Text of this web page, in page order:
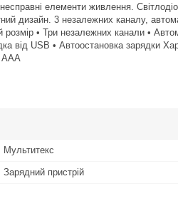
елементи живлення.
дизайн. 3 незалежних каналу,
розмір • Три незалежних канали •
від USB • Автоостановка зарядки
ААА
Мультитекс
Зарядний пристрій